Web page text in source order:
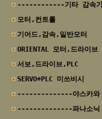
------------기타 감속기
모터,컨트롤
기어드,감속,일반모터
ORIENTAL 모터,드라이브
서보,드라이브,PLC
SERVO+PLC 미쓰비시
--------------야스카와
--------------파나소닉